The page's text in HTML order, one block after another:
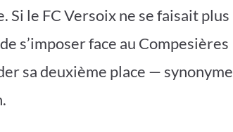
Si le FC Versoix ne se faisait plus
s’imposer face au Compesières
sa deuxième place — synonyme